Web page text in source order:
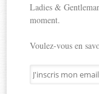
Ladies &
moment.
Voulez-vous en
J'inscris
mon